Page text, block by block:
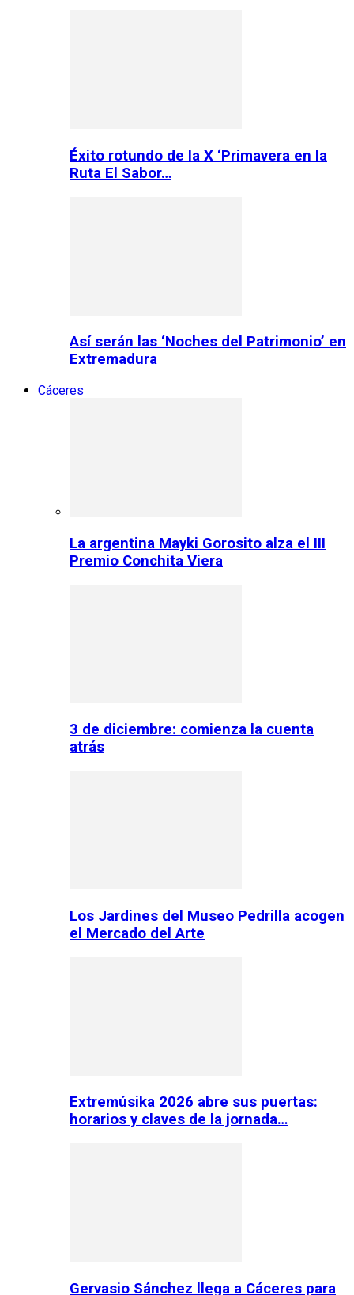
Éxito rotundo de la X ‘Primavera en la
Ruta El Sabor…
Así serán las ‘Noches del Patrimonio’ en
Extremadura
Cáceres
La argentina Mayki Gorosito alza el III
Premio Conchita Viera
3 de diciembre: comienza la cuenta
atrás
Los Jardines del Museo Pedrilla acogen
el Mercado del Arte
Extremúsika 2026 abre sus puertas:
horarios y claves de la jornada…
Gervasio Sánchez llega a Cáceres para